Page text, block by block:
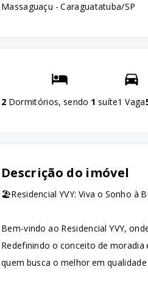
Massaguaçu - Caraguatatuba/SP
2 Dormitórios, sendo 1 suíte1 Vaga
Descrição do imóvel
🏖️Residencial YVY: Viva o Sonho à
Bem-vindo ao Residencial YVY,
Redefinindo o conceito de
quem busca o melhor em qualidade